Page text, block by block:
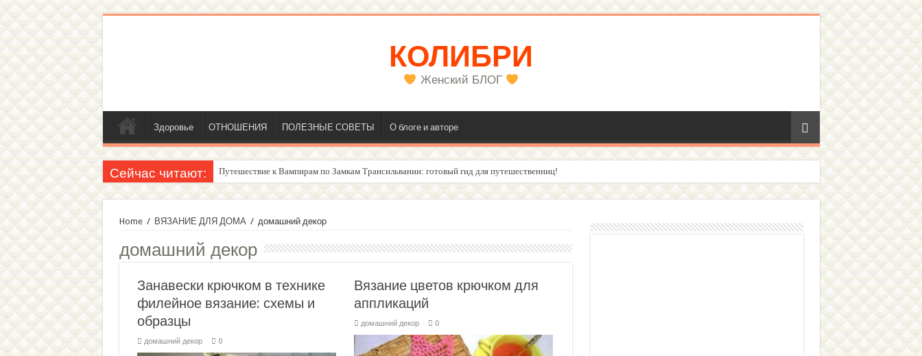
КОЛИБРИ
Женский БЛОГ
Здоровье ОТНОШЕНИЯ ПОЛЕЗНЫЕ СОВЕТЫ О блоге и авторе
Сейчас читают: Путешествие к Вампирам по Замкам Трансильвании: готовый гид для путешественниц!
Home / ВЯЗАНИЕ ДЛЯ ДОМА / домашний декор
домашний декор
Занавески крючком в технике
филейное вязание: схемы и
образцы
домашний декор 0
Вязание цветов крючком для
аппликаций
домашний декор 0